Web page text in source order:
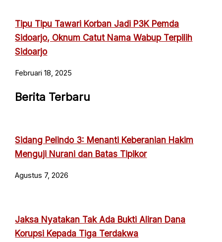
Tipu Tipu Tawari Korban Jadi P3K Pemda
Sidoarjo, Oknum Catut Nama Wabup Terpilih
Sidoarjo
Februari 18, 2025
Berita Terbaru
Sidang Pelindo 3: Menanti Keberanian Hakim
Menguji Nurani dan Batas Tipikor
Agustus 7, 2026
Jaksa Nyatakan Tak Ada Bukti Aliran Dana
Korupsi Kepada Tiga Terdakwa